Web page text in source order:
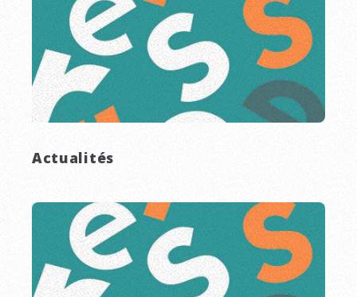
Actualités